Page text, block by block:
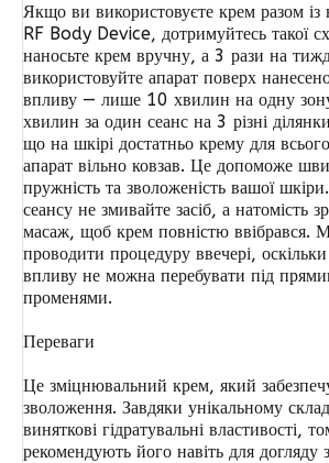
Якщо ви використовуєте крем разом
RF Body Device, дотримуйтесь такої
наносьте крем вручну, а 3 рази на
використовуйте апарат поверх
впливу — лише 10 хвилин на одну
хвилин за один сеанс на 3 різні
що на шкірі достатньо крему для
апарат вільно ковзав. Це допоможе
пружність та зволоженість вашої
сеансу не змивайте засіб, а натомість
масаж, щоб крем повністю ввібрався.
проводити процедуру ввечері,
впливу не можна перебувати під
променями.
Переваги
Це зміцнювальний крем, який
зволоження. Завдяки унікальному
виняткові гідратувальні властивості,
рекомендують його навіть для догляду